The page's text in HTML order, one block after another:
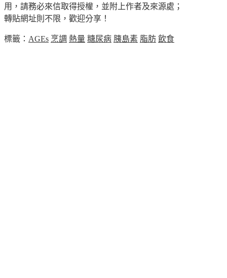
用，請務必來信取得授權，並附上作者及來源處；
轉貼網址則不限，歡迎分享！
標籤： AGEs 烹調 熱量 糖尿病 胰島素 脂肪 飲食